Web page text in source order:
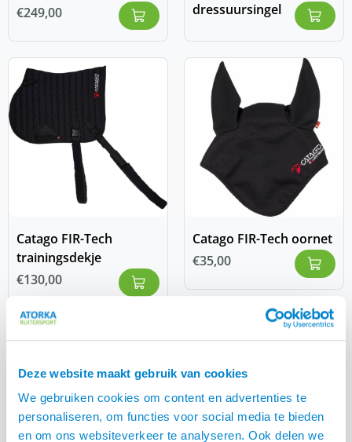
Deze website maakt gebruik van cookies
We gebruiken cookies om content en advertenties te
personaliseren, om functies voor social media te bieden
en om ons websiteverkeer te analyseren. Ook delen we
€249,00
dressuursingel
Catago FIR-Tech
trainingsdekje
€130,00
Catago FIR-Tech oornet
€35,00